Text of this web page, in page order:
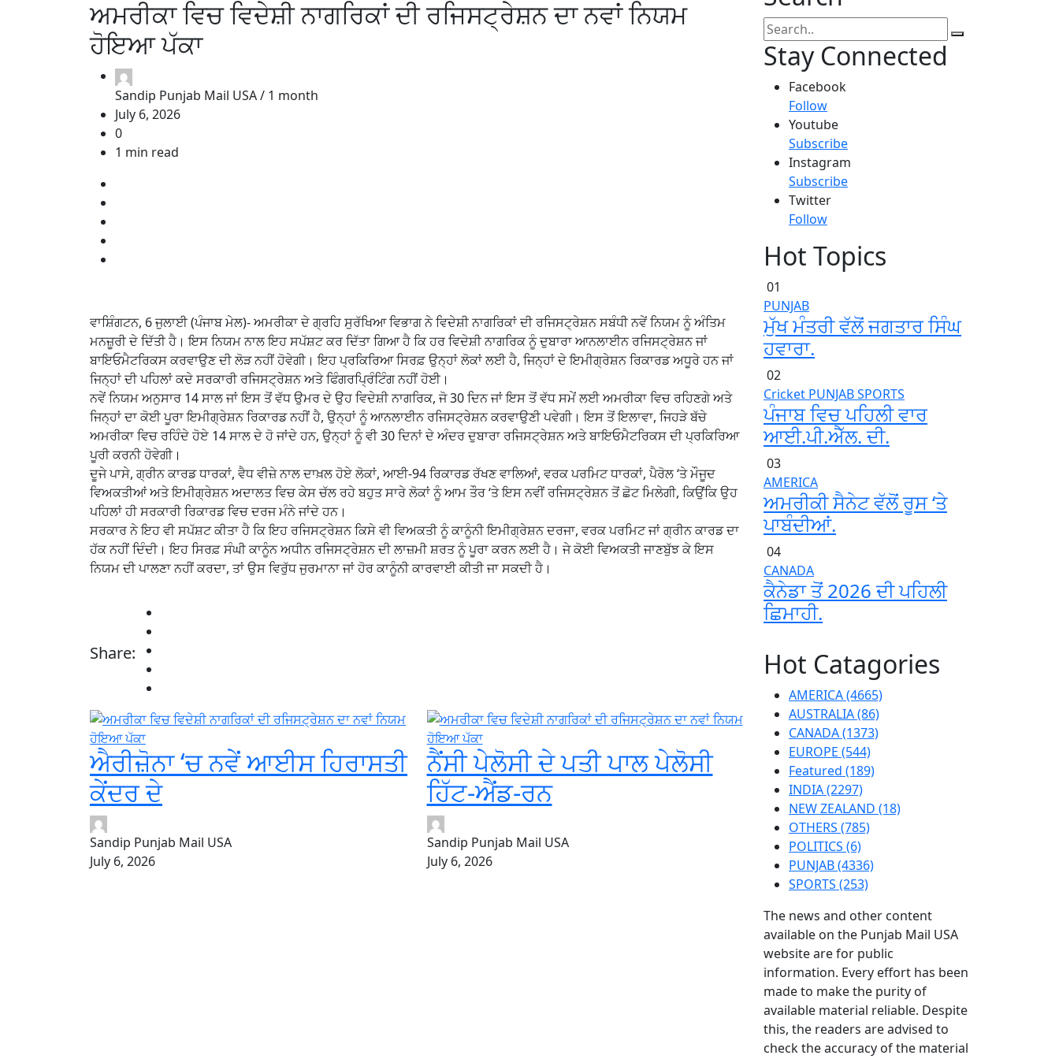
ਅਮਰੀਕਾ ਵਿਚ ਵਿਦੇਸ਼ੀ ਨਾਗਰਿਕਾਂ ਦੀ ਰਜਿਸਟ੍ਰੇਸ਼ਨ ਦਾ ਨਵਾਂ ਨਿਯਮ
ਹੋਇਆ ਪੱਕਾ
Sandip Punjab Mail USA / 1 month
July 6, 2026
0
1 min read
ਵਾਸ਼ਿੰਗਟਨ, 6 ਜੁਲਾਈ (ਪੰਜਾਬ ਮੇਲ)- ਅਮਰੀਕਾ ਦੇ ਗ੍ਰਹਿ ਸੁਰੱਖਿਆ ਵਿਭਾਗ ਨੇ ਵਿਦੇਸ਼ੀ ਨਾਗਰਿਕਾਂ ਦੀ ਰਜਿਸਟ੍ਰੇਸ਼ਨ ਸਬੰਧੀ ਨਵੇਂ ਨਿਯਮ ਨੂੰ ਅੰਤਿਮ
ਮਨਜ਼ੂਰੀ ਦੇ ਦਿੱਤੀ ਹੈ। ਇਸ ਨਿਯਮ ਨਾਲ ਇਹ ਸਪੱਸ਼ਟ ਕਰ ਦਿੱਤਾ ਗਿਆ ਹੈ ਕਿ ਹਰ ਵਿਦੇਸ਼ੀ ਨਾਗਰਿਕ ਨੂੰ ਦੁਬਾਰਾ ਆਨਲਾਈਨ ਰਜਿਸਟ੍ਰੇਸ਼ਨ ਜਾਂ
ਬਾਇਓਮੈਟਰਿਕਸ ਕਰਵਾਉਣ ਦੀ ਲੋੜ ਨਹੀਂ ਹੋਵੇਗੀ। ਇਹ ਪ੍ਰਕਿਰਿਆ ਸਿਰਫ਼ ਉਨ੍ਹਾਂ ਲੋਕਾਂ ਲਈ ਹੈ, ਜਿਨ੍ਹਾਂ ਦੇ ਇਮੀਗ੍ਰੇਸ਼ਨ ਰਿਕਾਰਡ ਅਧੂਰੇ ਹਨ ਜਾਂ
ਜਿਨ੍ਹਾਂ ਦੀ ਪਹਿਲਾਂ ਕਦੇ ਸਰਕਾਰੀ ਰਜਿਸਟ੍ਰੇਸ਼ਨ ਅਤੇ ਫਿੰਗਰਪ੍ਰਿੰਟਿੰਗ ਨਹੀਂ ਹੋਈ।
ਨਵੇਂ ਨਿਯਮ ਅਨੁਸਾਰ 14 ਸਾਲ ਜਾਂ ਇਸ ਤੋਂ ਵੱਧ ਉਮਰ ਦੇ ਉਹ ਵਿਦੇਸ਼ੀ ਨਾਗਰਿਕ, ਜੋ 30 ਦਿਨ ਜਾਂ ਇਸ ਤੋਂ ਵੱਧ ਸਮੇਂ ਲਈ ਅਮਰੀਕਾ ਵਿਚ ਰਹਿਣਗੇ ਅਤੇ
ਜਿਨ੍ਹਾਂ ਦਾ ਕੋਈ ਪੂਰਾ ਇਮੀਗ੍ਰੇਸ਼ਨ ਰਿਕਾਰਡ ਨਹੀਂ ਹੈ, ਉਨ੍ਹਾਂ ਨੂੰ ਆਨਲਾਈਨ ਰਜਿਸਟ੍ਰੇਸ਼ਨ ਕਰਵਾਉਣੀ ਪਵੇਗੀ। ਇਸ ਤੋਂ ਇਲਾਵਾ, ਜਿਹੜੇ ਬੱਚੇ
ਅਮਰੀਕਾ ਵਿਚ ਰਹਿੰਦੇ ਹੋਏ 14 ਸਾਲ ਦੇ ਹੋ ਜਾਂਦੇ ਹਨ, ਉਨ੍ਹਾਂ ਨੂੰ ਵੀ 30 ਦਿਨਾਂ ਦੇ ਅੰਦਰ ਦੁਬਾਰਾ ਰਜਿਸਟ੍ਰੇਸ਼ਨ ਅਤੇ ਬਾਇਓਮੈਟਰਿਕਸ ਦੀ ਪ੍ਰਕਿਰਿਆ
ਪੂਰੀ ਕਰਨੀ ਹੋਵੇਗੀ।
ਦੂਜੇ ਪਾਸੇ, ਗ੍ਰੀਨ ਕਾਰਡ ਧਾਰਕਾਂ, ਵੈਧ ਵੀਜ਼ੇ ਨਾਲ ਦਾਖ਼ਲ ਹੋਏ ਲੋਕਾਂ, ਆਈ-94 ਰਿਕਾਰਡ ਰੱਖਣ ਵਾਲਿਆਂ, ਵਰਕ ਪਰਮਿਟ ਧਾਰਕਾਂ, ਪੈਰੋਲ ‘ਤੇ ਮੌਜੂਦ
ਵਿਅਕਤੀਆਂ ਅਤੇ ਇਮੀਗ੍ਰੇਸ਼ਨ ਅਦਾਲਤ ਵਿਚ ਕੇਸ ਚੱਲ ਰਹੇ ਬਹੁਤ ਸਾਰੇ ਲੋਕਾਂ ਨੂੰ ਆਮ ਤੌਰ ‘ਤੇ ਇਸ ਨਵੀਂ ਰਜਿਸਟ੍ਰੇਸ਼ਨ ਤੋਂ ਛੋਟ ਮਿਲੇਗੀ, ਕਿਉਂਕਿ ਉਹ
ਪਹਿਲਾਂ ਹੀ ਸਰਕਾਰੀ ਰਿਕਾਰਡ ਵਿਚ ਦਰਜ ਮੰਨੇ ਜਾਂਦੇ ਹਨ।
ਸਰਕਾਰ ਨੇ ਇਹ ਵੀ ਸਪੱਸ਼ਟ ਕੀਤਾ ਹੈ ਕਿ ਇਹ ਰਜਿਸਟ੍ਰੇਸ਼ਨ ਕਿਸੇ ਵੀ ਵਿਅਕਤੀ ਨੂੰ ਕਾਨੂੰਨੀ ਇਮੀਗ੍ਰੇਸ਼ਨ ਦਰਜਾ, ਵਰਕ ਪਰਮਿਟ ਜਾਂ ਗ੍ਰੀਨ ਕਾਰਡ ਦਾ
ਹੱਕ ਨਹੀਂ ਦਿੰਦੀ। ਇਹ ਸਿਰਫ਼ ਸੰਘੀ ਕਾਨੂੰਨ ਅਧੀਨ ਰਜਿਸਟ੍ਰੇਸ਼ਨ ਦੀ ਲਾਜ਼ਮੀ ਸ਼ਰਤ ਨੂੰ ਪੂਰਾ ਕਰਨ ਲਈ ਹੈ। ਜੇ ਕੋਈ ਵਿਅਕਤੀ ਜਾਣਬੁੱਝ ਕੇ ਇਸ
ਨਿਯਮ ਦੀ ਪਾਲਣਾ ਨਹੀਂ ਕਰਦਾ, ਤਾਂ ਉਸ ਵਿਰੁੱਧ ਜੁਰਮਾਨਾ ਜਾਂ ਹੋਰ ਕਾਨੂੰਨੀ ਕਾਰਵਾਈ ਕੀਤੀ ਜਾ ਸਕਦੀ ਹੈ।
Share:
ਐਰੀਜ਼ੋਨਾ ‘ਚ ਨਵੇਂ ਆਈਸ ਹਿਰਾਸਤੀ
ਕੇਂਦਰ ਦੇ
Sandip Punjab Mail USA
July 6, 2026
ਨੈਂਸੀ ਪੇਲੋਸੀ ਦੇ ਪਤੀ ਪਾਲ ਪੇਲੋਸੀ
ਹਿੱਟ-ਐਂਡ-ਰਨ
Sandip Punjab Mail USA
July 6, 2026
Stay Connected
Facebook
Follow
Youtube
Subscribe
Instagram
Subscribe
Twitter
Follow
Hot Topics
01
PUNJAB
ਮੁੱਖ ਮੰਤਰੀ ਵੱਲੋਂ ਜਗਤਾਰ ਸਿੰਘ
ਹਵਾਰਾ.
02
Cricket PUNJABSPORTS
ਪੰਜਾਬ ਵਿਚ ਪਹਿਲੀ ਵਾਰ
ਆਈ.ਪੀ.ਐੱਲ. ਦੀ.
03
AMERICA
ਅਮਰੀਕੀ ਸੈਨੇਟ ਵੱਲੋਂ ਰੂਸ ‘ਤੇ
ਪਾਬੰਦੀਆਂ.
04
CANADA
ਕੈਨੇਡਾ ਤੋਂ 2026 ਦੀ ਪਹਿਲੀ
ਛਿਮਾਹੀ.
Hot Catagories
AMERICA(4665)
AUSTRALIA(86)
CANADA(1373)
EUROPE (544)
Featured (189)
INDIA(2297)
NEW ZEALAND (18)
OTHERS (785)
POLITICS (6)
PUNJAB(4336)
SPORTS (253)
The news and other content
available on the Punjab Mail USA
website are for public
information. Every effort has been
made to make the purity of
available material reliable. Despite
this, the readers are advised to
check the accuracy of the material